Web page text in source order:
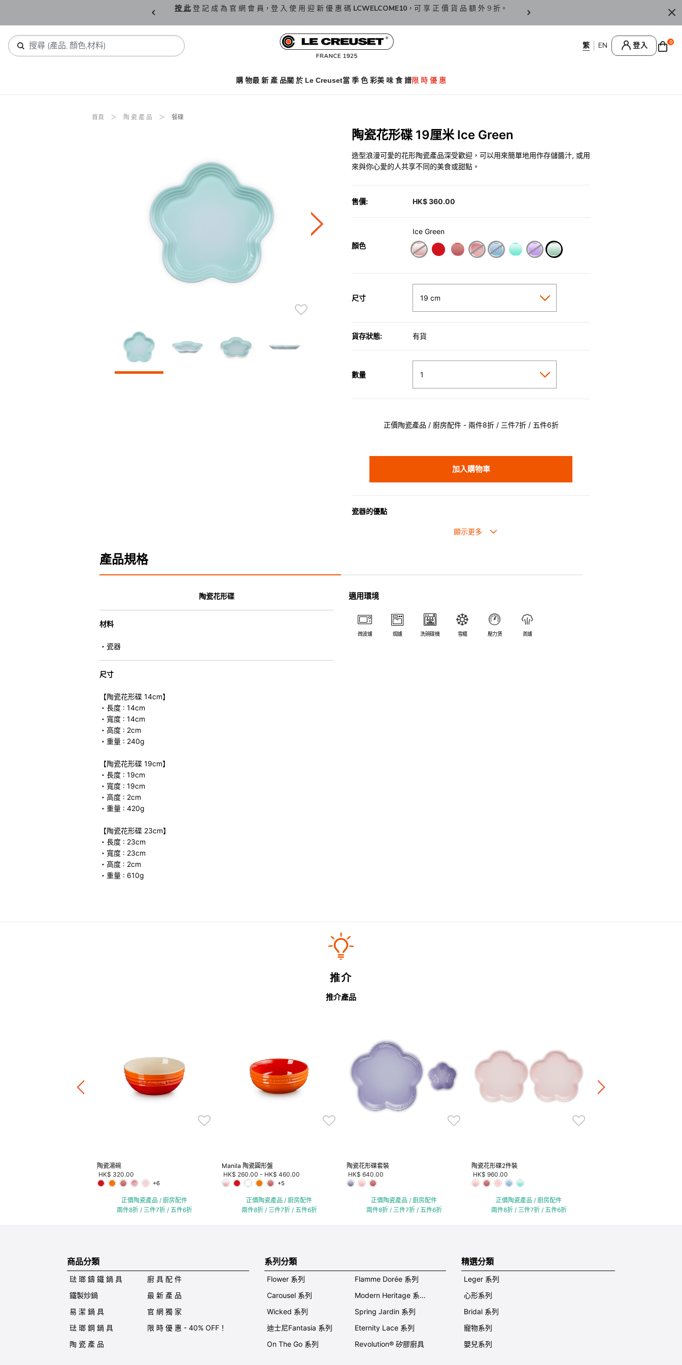
按 此 登 記 成 為 官 網 會 員，登 入 使 用 迎 新 優 惠 碼 LCWELCOME10 ，可 享 正 價 貨 品 額 外 9 折。 香 港 / 澳 門 訂 單 滿
登入 0
購 物最 新 產 品關 於 Le Creuset當 季 色 彩美 味 食 譜限 時 優 惠
首頁 陶 瓷 產 品 餐碟
陶瓷花形碟 19厘米 Ice Green
造型浪漫可愛的花形陶瓷產品深受歡迎，可以用來簡單地用作存儲醬汁, 或用
來與你心愛的人共享不同的美食或甜點。
售價: HK$ 360.00
顏色
Ice Green
尺寸
貨存狀態: 有貨
數量
正價陶瓷產品 / 廚房配件 - 兩件8折 / 三件7折 / 五件6折
加入購物車
瓷器的優點
• 耐熱性極佳，適用於微波爐，也可放入焗爐，耐熱程度高達260℃。
• 即使經常使用亦不會容易吸取食物氣味。
*不可直接用於熱源上
產品規格
陶瓷花形碟
材料
・瓷器
尺寸
【陶瓷花形碟 14cm】
・長度 : 14cm
・寬度 : 14cm
・高度 : 2cm
・重量 : 240g
【陶瓷花形碟 19cm】
・長度 : 19cm
・寬度 : 19cm
・高度 : 2cm
・重量 : 420g
【陶瓷花形碟 23cm】
・長度 : 23cm
・寬度 : 23cm
・高度 : 2cm
・重量 : 610g
適用環境
微波爐 焗爐 洗碗碟機 雪櫃 壓力煲 蒸爐
推介
推介產品
陶瓷湯碗
HK$ 320.00
+6
正價陶瓷產品 / 廚房配件
兩件8折 / 三件7折 / 五件6折
Manila 陶瓷圓形盤
HK$ 260.00 - HK$ 460.00
+5
正價陶瓷產品 / 廚房配件
兩件8折 / 三件7折 / 五件6折
陶瓷花形碟套裝
HK$ 640.00
正價陶瓷產品 / 廚房配件
兩件8折 / 三件7折 / 五件6折
陶瓷花形碟2件裝
HK$ 960.00
正價陶瓷產品 / 廚房配件
兩件8折 / 三件7折 / 五件6折
商品分類
琺 瑯 鑄 鐵 鍋 具
鐵製炒鍋
易 潔 鍋 具
琺 瑯 鋼 鍋 具
陶 瓷 產 品
廚 具 配 件
最 新 產 品
官 網 獨 家
限 時 優 惠 - 40% OFF！
系列分類
Flower 系列
Carousel 系列
Wicked 系列
迪士尼Fantasia 系列
On The Go 系列
Flamme Dorée 系列
Modern Heritage 系列
Spring Jardin 系列
Eternity Lace 系列
Revolution® 矽膠廚具
精選分類
Leger 系列
心形系列
Bridal 系列
寵物系列
嬰兒系列